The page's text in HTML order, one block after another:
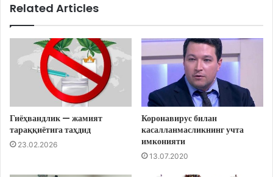
Related Articles
Гиёҳвандлик — жамият
тараққиётига таҳдид
23.02.2026
Коронавирус билан
касалланмасликнинг учта
имконияти
13.07.2020